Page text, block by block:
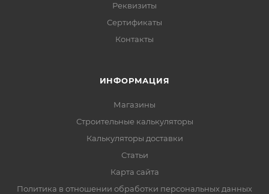
Реквизиты
Сертификаты
Контакты
ИНФОРМАЦИЯ
Магазины
Строительные калькуляторы
Калькуляторы доставки
Статьи
Карта сайта
Политика в отношении обработки персональных данных